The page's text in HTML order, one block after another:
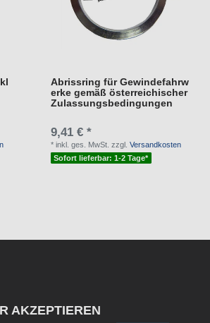
Abrissring für Gewindefahrw
erke gemäß österreichischer
Zulassungsbedingungen
9,41 € *
*inkl. ges. MwSt. zzgl.Versandkosten
Sofort lieferbar: 1-2 Tage*
AKZEPTIEREN